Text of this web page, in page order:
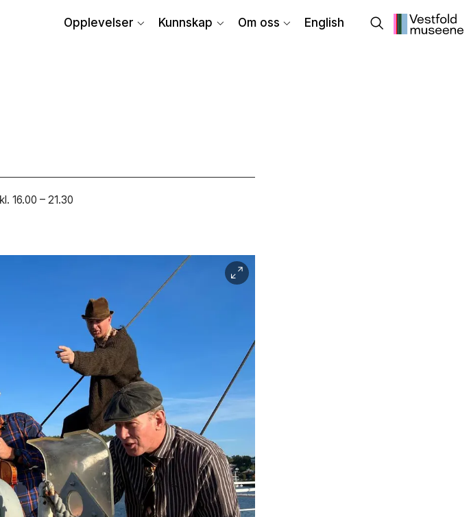
Opplevelser Kunnskap Om oss English
kl. 16.00 – 21.30